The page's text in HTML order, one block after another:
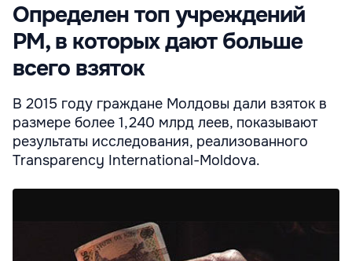
Определен топ учреждений
РМ, в которых дают больше
всего взяток
В 2015 году граждане Молдовы дали взяток в
размере более 1,240 млрд леев, показывают
результаты исследования, реализованного
Transparency International-Moldova.